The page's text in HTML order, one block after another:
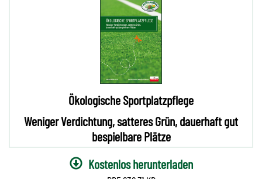
Ökologische Sportplatzpflege
Weniger Verdichtung, satteres Grün, dauerhaft gut
bespielbare Plätze
Kostenlos herunterladen